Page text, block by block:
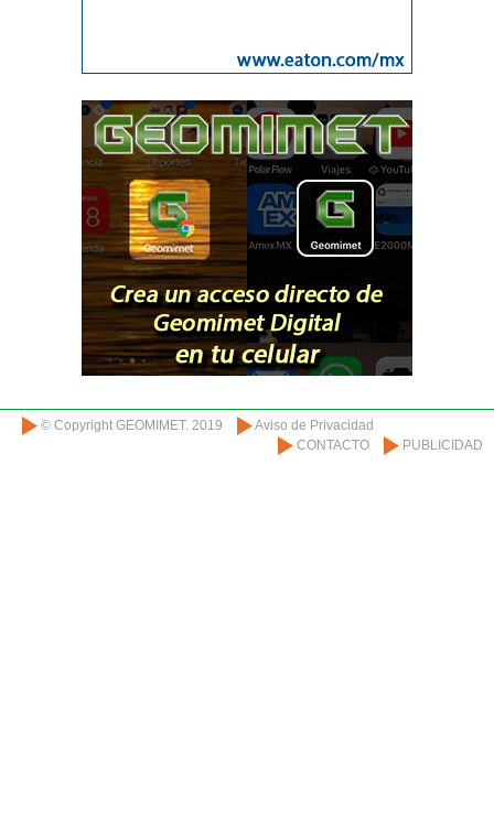
© Copyright GEOMIMET. 2019
Aviso de Privacidad
CONTACTO
PUBLICIDAD